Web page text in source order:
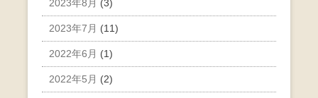
2023年8月 (3)
2023年7月 (11)
2022年6月 (1)
2022年5月 (2)